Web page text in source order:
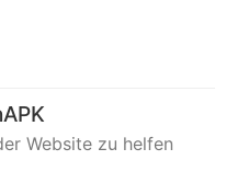
Website zu helfen